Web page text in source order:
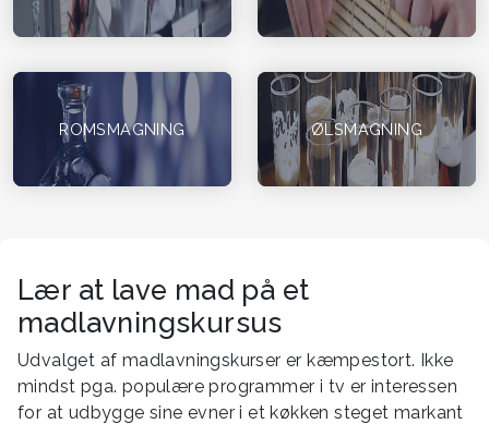
ROMSMAGNING ØLSMAGNING
Lær at lave mad på et
madlavningskursus
Udvalget af madlavningskurser er kæmpestort. Ikke
mindst pga. populære programmer i tv er interessen
for at udbygge sine evner i et køkken steget markant